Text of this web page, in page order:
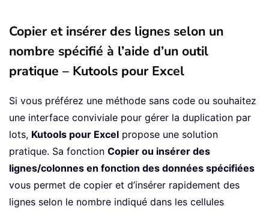
Copier et insérer des lignes selon un
nombre spécifié à l’aide d’un outil
pratique – Kutools pour Excel
Si vous préférez une méthode sans code ou souhaitez
une interface conviviale pour gérer la duplication par
lots, Kutools pour Excel propose une solution
pratique. Sa fonction Copier ou insérer des
lignes/colonnes en fonction des données spécifiées
vous permet de copier et d’insérer rapidement des
lignes selon le nombre indiqué dans les cellules